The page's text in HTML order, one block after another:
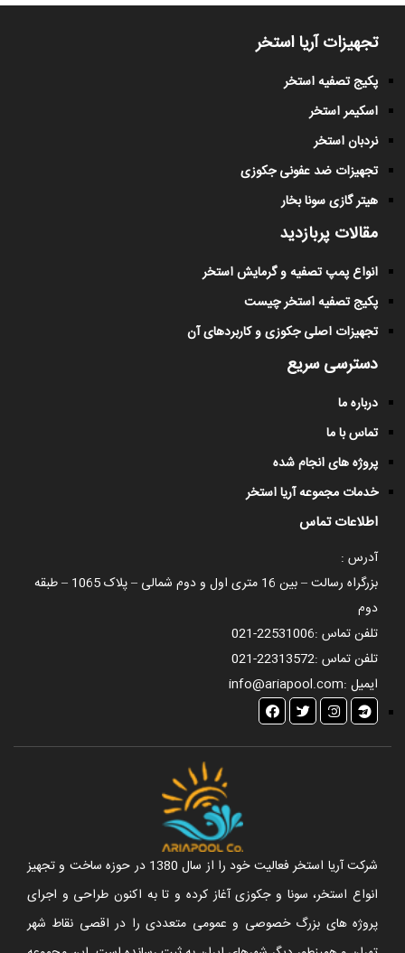
تجهیزات آریا استخر
پکیج تصفیه استخر
اسکیمر استخر
نردبان استخر
تجهیزات ضد عفونی جکوزی
هیتر گازی سونا بخار
مقالات پربازدید
انواع پمپ تصفیه و گرمایش استخر
پکیج تصفیه استخر چیست
تجهیزات اصلی جکوزی و کاربردهای آن
دسترسی سریع
درباره ما
تماس با ما
پروژه های انجام شده
خدمات مجموعه آریا استخر
اطلاعات تماس
آدرس :
بزرگراه رسالت – بین 16 متری اول و دوم شمالی – پلاک 1065 – طبقه
دوم
تلفن تماس :021-22531006
تلفن تماس :021-22313572
ایمیل :info@ariapool.com
شرکت آریا استخر فعالیت خود را از سال 1380 در حوزه ساخت و تجهیز
انواع استخر، سونا و جکوزی آغاز کرده و تا به اکنون طراحی و اجرای
پروژه های بزرگ خصوصی و عمومی متعددی را در اقصی نقاط شهر